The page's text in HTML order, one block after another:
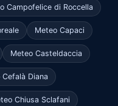
Campofelice di Roccella
Meteo Capaci
Meteo Casteldaccia
Cefalà Diana
Chiusa Sclafani